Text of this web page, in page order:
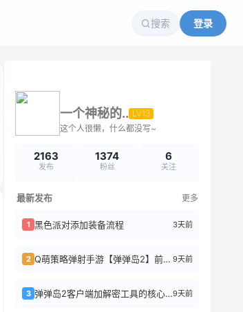
搜索 登录
一个神秘的.. LV13
这个人很懒，什么都没写~
2163
发布
1374
粉丝
6
关注
最新发布 更多
1 黑色派对添加装备流程 3天前
2 Q萌策略弹射手游【弹弹岛2】前后端全套源码+搭建教程 9天前
3 弹弹岛2客户端加解密工具的核心逻辑9天前